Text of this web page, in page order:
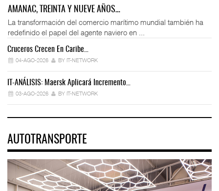
AMANAC, TREINTA Y NUEVE AÑOS…
La transformación del comercio marítimo mundial también ha
redefinido el papel del agente naviero en ...
Cruceros Crecen En Caribe…
04-AGO-2026 BY IT-NETWORK
IT-ANÁLISIS: Maersk Aplicará Incremento…
03-AGO-2026 BY IT-NETWORK
AUTOTRANSPORTE